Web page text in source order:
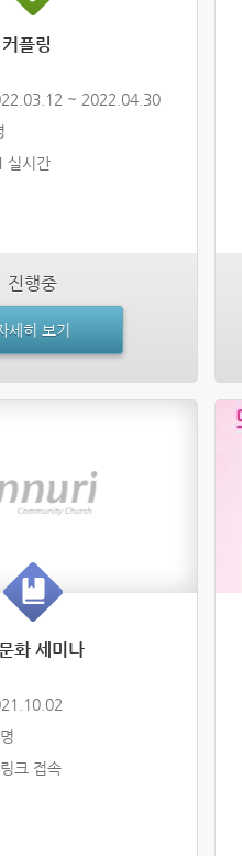
플링
~ 2022.04.30
실시간
진행중
세히 보기
화 세미나
크 접속